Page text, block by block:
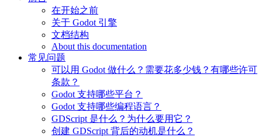
在开始之前
关于 Godot 引擎
文档结构
About this documentation
常见问题
可以用 Godot 做什么？需要花多少钱？有哪些许可
条款？
Godot 支持哪些平台？
Godot 支持哪些编程语言？
GDScript 是什么？为什么要用它？
创建 GDScript 背后的动机是什么？